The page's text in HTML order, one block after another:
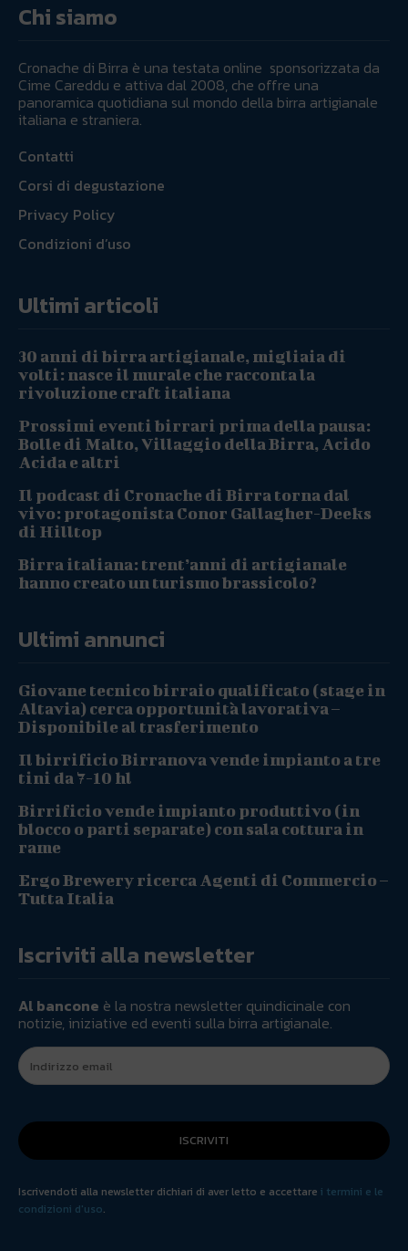
Chi siamo
Cronache di Birra è una testata online sponsorizzata da
Cime Careddu e attiva dal 2008, che offre una
panoramica quotidiana sul mondo della birra artigianale
italiana e straniera.
Contatti
Corsi di degustazione
Privacy Policy
Condizioni d’uso
Ultimi articoli
30 anni di birra artigianale, migliaia di
volti: nasce il murale che racconta la
rivoluzione craft italiana
Prossimi eventi birrari prima della pausa:
Bolle di Malto, Villaggio della Birra, Acido
Acida e altri
Il podcast di Cronache di Birra torna dal
vivo: protagonista Conor Gallagher-Deeks
di Hilltop
Birra italiana: trent’anni di artigianale
hanno creato un turismo brassicolo?
Ultimi annunci
Giovane tecnico birraio qualificato (stage in
Altavia) cerca opportunità lavorativa –
Disponibile al trasferimento
Il birrificio Birranova vende impianto a tre
tini da 7-10 hl
Birrificio vende impianto produttivo (in
blocco o parti separate) con sala cottura in
rame
Ergo Brewery ricerca Agenti di Commercio –
Tutta Italia
Iscriviti alla newsletter
Al bancone è la nostra newsletter quindicinale con
notizie, iniziative ed eventi sulla birra artigianale.
ISCRIVITI
Iscrivendoti alla newsletter dichiari di aver letto e accettare i termini e le
condizioni d'uso.